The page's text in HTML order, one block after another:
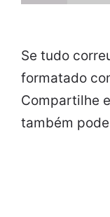
Se tudo
formatado
Compartilhe
também